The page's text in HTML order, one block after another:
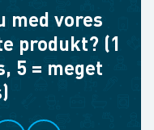
med vores
produkt? (1
5 = meget